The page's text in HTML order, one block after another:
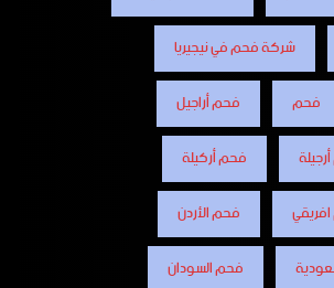
شركة فحم في نيجيريا
فحم
فحم أراجيل
فحم أركيلة
فحم الأردن
فحم السودان